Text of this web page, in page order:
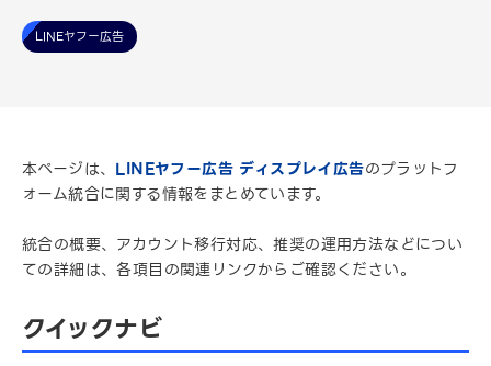
LINEヤフー広告
本ページは、 LINEヤフー広告 ディスプレイ広告のプラットフ
ォーム統合に関する情報をまとめています。
統合の概要、アカウント移行対応、推奨の運用方法などについ
ての詳細は、各項目の関連リンクからご確認ください。
クイックナビ